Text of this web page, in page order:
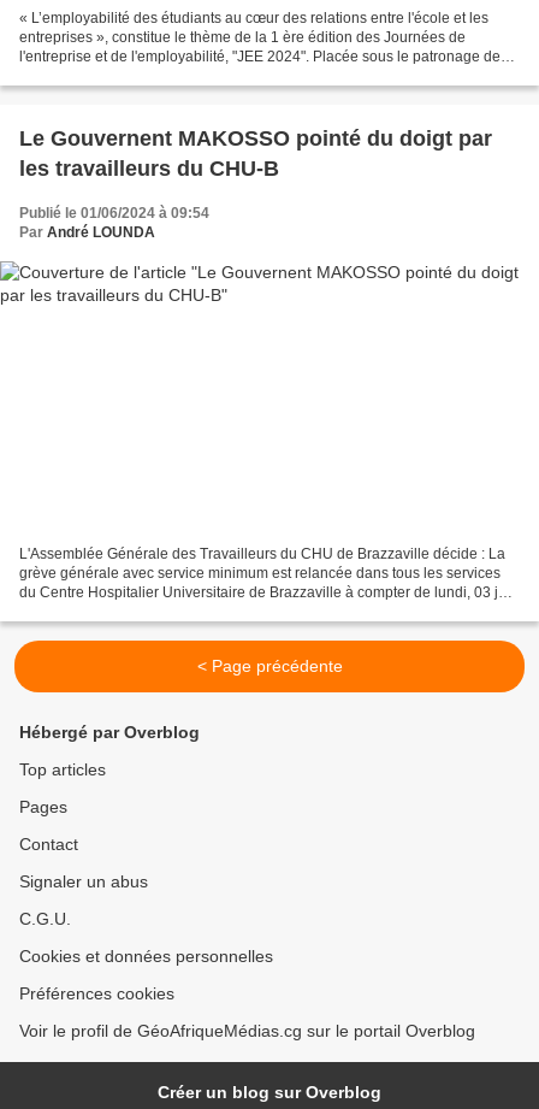
« L’employabilité des étudiants au cœur des relations entre l'école et les
entreprises », constitue le thème de la 1 ère édition des Journées de
l'entreprise et de l'employabilité, "JEE 2024". Placée sous le patronage de
Le Gouvernent MAKOSSO pointé du doigt par
les travailleurs du CHU-B
Publié le 01/06/2024 à 09:54
Par André LOUNDA
L'Assemblée Générale des Travailleurs du CHU de Brazzaville décide : La
grève générale avec service minimum est relancée dans tous les services
du Centre Hospitalier Universitaire de Brazzaville à compter de lundi, 03 juin
< Page précédente
Hébergé par Overblog
Top articles
Pages
Contact
Signaler un abus
C.G.U.
Cookies et données personnelles
Préférences cookies
Voir le profil de GéoAfriqueMédias.cg sur le portail Overblog
Créer un blog sur Overblog